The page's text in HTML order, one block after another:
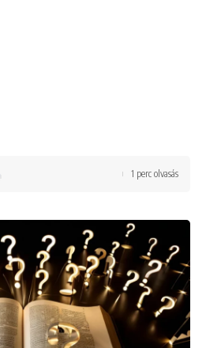
1 perc olvasás